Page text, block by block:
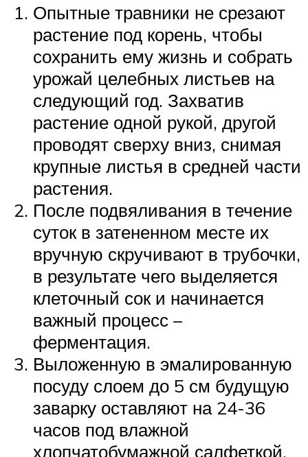
Опытные травники не срезают
растение под корень, чтобы
сохранить ему жизнь и собрать
урожай целебных листьев на
следующий год. Захватив
растение одной рукой, другой
проводят сверху вниз, снимая
крупные листья в средней части
растения.
После подвяливания в течение
суток в затененном месте их
вручную скручивают в трубочки,
в результате чего выделяется
клеточный сок и начинается
важный процесс –
ферментация.
Выложенную в эмалированную
посуду слоем до 5 см будущую
заварку оставляют на 24-36
часов под влажной
хлопчатобумажной салфеткой.